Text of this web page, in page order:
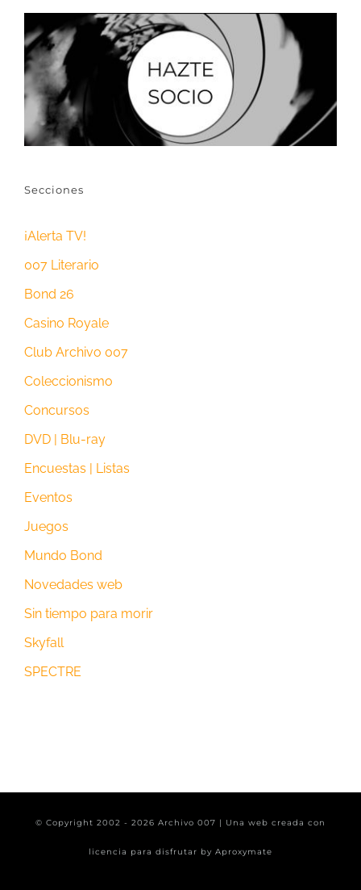
Secciones
¡Alerta TV!
007 Literario
Bond 26
Casino Royale
Club Archivo 007
Coleccionismo
Concursos
DVD | Blu-ray
Encuestas | Listas
Eventos
Juegos
Mundo Bond
Novedades web
Sin tiempo para morir
Skyfall
SPECTRE
© Copyright 2002 - 2026 Archivo 007 | Una web creada con
licencia para disfrutar by Aproxymate